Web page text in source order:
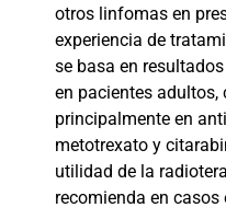
otros linfomas en
experiencia de
se basa en
en pacientes adultos,
principalmente en
metotrexato y
utilidad de la
recomienda en casos